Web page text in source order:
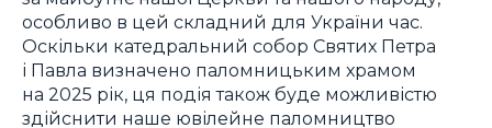
особливо в цей складний для України час.
Оскільки катедральний собор Святих Петра
і Павла визначено паломницьким храмом
на 2025 рік, ця подія також буде можливістю
здійснити наше ювілейне паломництво